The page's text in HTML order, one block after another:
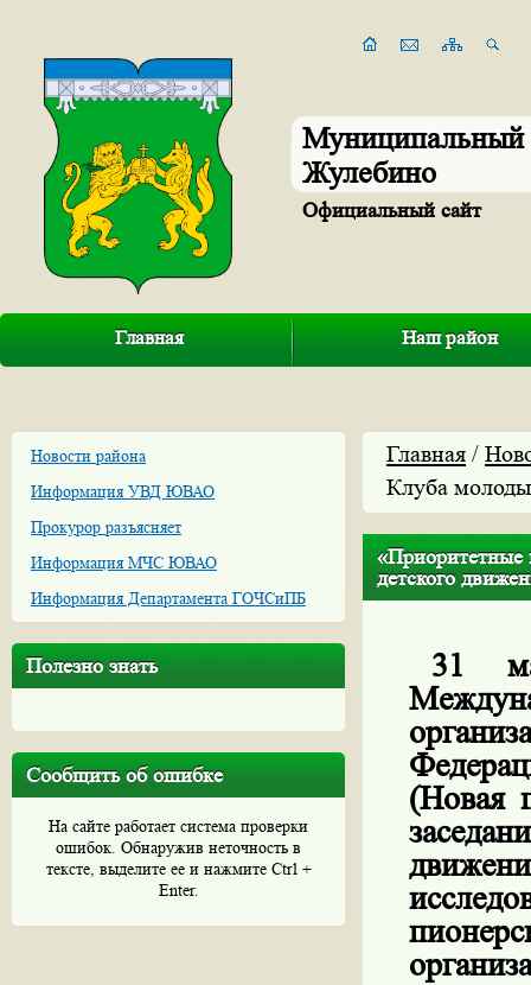
Муниципальный
Жулебино
Официальный сайт
Главная Наш район
Новости района
Информация УВД ЮВАО
Прокурор разъясняет
Информация МЧС ЮВАО
Информация Департамента ГОЧСиПБ
Полезно знать
Сообщить об ошибке
На сайте работает система проверки
ошибок. Обнаружив неточность в
тексте, выделите ее и нажмите Ctrl +
Enter.
Главная /
Клуба
«Приоритетные
детского
31
(Новая